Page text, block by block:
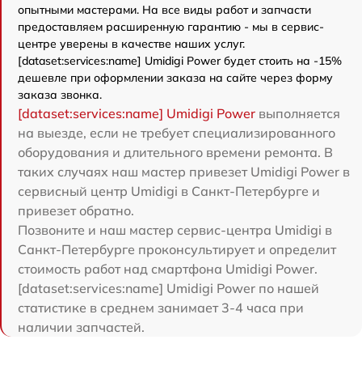
опытными мастерами. На все виды работ и запчасти
предоставляем расширенную гарантию - мы в сервис-
центре уверены в качестве наших услуг.
[dataset:services:name] Umidigi Power будет стоить на -15%
дешевле при оформлении заказа на сайте через форму
заказа звонка.
[dataset:services:name] Umidigi Power выполняется
на выезде, если не требует специализированного
оборудования и длительного времени ремонта. В
таких случаях наш мастер привезет Umidigi Power в
сервисный центр Umidigi в Санкт-Петербурге и
привезет обратно.
Позвоните и наш мастер сервис-центра Umidigi в
Санкт-Петербурге проконсультирует и определит
стоимость работ над смартфона Umidigi Power.
[dataset:services:name] Umidigi Power по нашей
статистике в среднем занимает 3-4 часа при
наличии запчастей.